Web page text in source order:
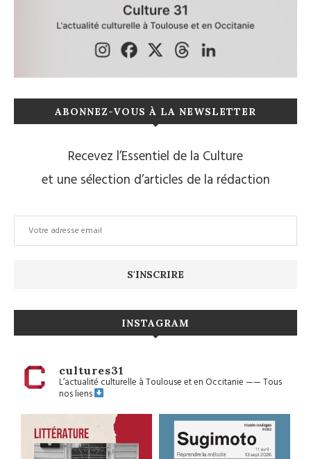
ABONNEZ-VOUS À LA NEWSLETTER
Recevez l’Essentiel de la Culture
et une sélection d’articles de la rédaction
INSTAGRAM
cultures31
L’actualité culturelle à Toulouse et en Occitanie——Tous
nos liens